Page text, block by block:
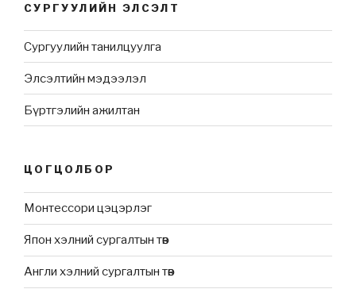
СУРГУУЛИЙН ЭЛСЭЛТ
Сургуулийн танилцуулга
Элсэлтийн мэдээлэл
Бүртгэлийн ажилтан
ЦОГЦОЛБОР
Монтессори цэцэрлэг
Япон хэлний сургалтын төв
Англи хэлний сургалтын төв